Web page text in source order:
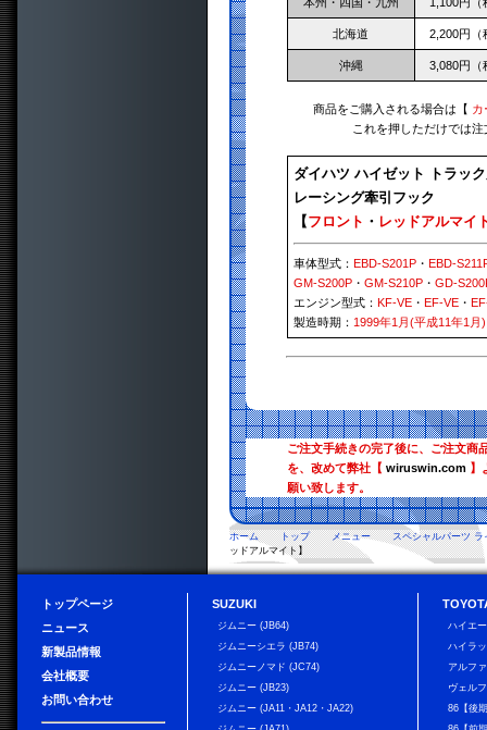
北海道 2,200円（
沖縄 3,080円（
商品をご購入される場合は【 カ
これを押しただけでは
ダイハツ ハイゼット トラッ
レーシング牽引フック
【フロント ・ レッドアルマイ
車体型式： EBD-S201P・ EBD-
GM-S200P・ GM-S210P・ GD-
エンジン型式： KF-VE・ EF-VE・
製造時期： 1999年1月(平成11年1月)
ご注文手続きの完了後に、ご注文商
を、改めて弊社【 wiruswin.com】
願い致します。
ホーム トップ メニュー
スペシャルパーツ ラ
ッドアルマイト】
トップページ
ニュース
新製品情報
会社概要
お問い合わせ
SUZUKI
ジムニー (JB64)
ジムニーシエラ (JB74)
ジムニーノマド (JC74)
ジムニー (JB23)
ジムニー (JA11・JA12・JA22)
ハイエ
ハイラ
アルフ
ヴェル
86【後